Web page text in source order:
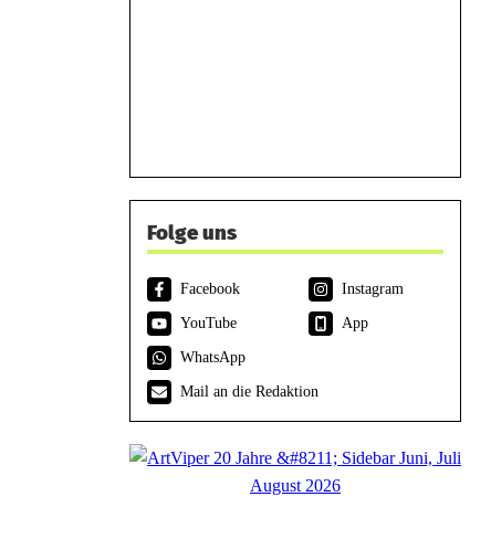
Folge uns
Facebook
Instagram
YouTube
App
WhatsApp
Mail an die Redaktion